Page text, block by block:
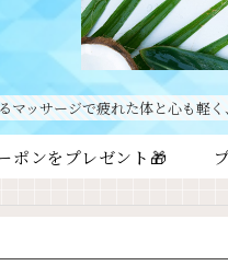
マッサージで疲れた体と心も軽
ポンをプレゼント🎁